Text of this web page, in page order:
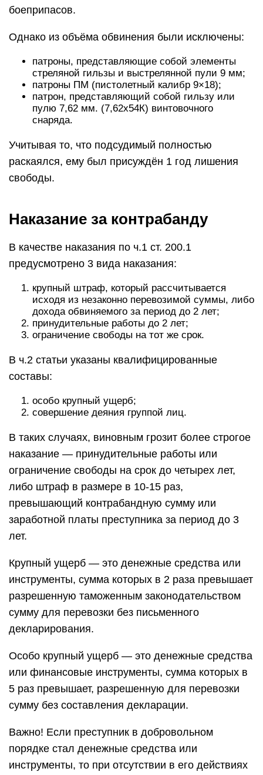
боеприпасов.
Однако из объёма обвинения были исключены:
патроны, представляющие собой элементы
стреляной гильзы и выстрелянной пули 9 мм;
патроны ПМ (пистолетный калибр 9×18);
патрон, представляющий собой гильзу или
пулю 7,62 мм. (7,62х54К) винтовочного
снаряда.
Учитывая то, что подсудимый полностью
раскаялся, ему был присуждён 1 год лишения
свободы.
Наказание за контрабанду
В качестве наказания по ч.1 ст. 200.1
предусмотрено 3 вида наказания:
крупный штраф, который рассчитывается
исходя из незаконно перевозимой суммы, либо
дохода обвиняемого за период до 2 лет;
принудительные работы до 2 лет;
ограничение свободы на тот же срок.
В ч.2 статьи указаны квалифицированные
составы:
особо крупный ущерб;
совершение деяния группой лиц.
В таких случаях, виновным грозит более строгое
наказание — принудительные работы или
ограничение свободы на срок до четырех лет,
либо штраф в размере в 10-15 раз,
превышающий контрабандную сумму или
заработной платы преступника за период до 3
лет.
Крупный ущерб — это денежные средства или
инструменты, сумма которых в 2 раза превышает
разрешенную таможенным законодательством
сумму для перевозки без письменного
декларирования.
Особо крупный ущерб — это денежные средства
или финансовые инструменты, сумма которых в
5 раз превышает, разрешенную для перевозки
сумму без составления декларации.
Важно! Если преступник в добровольном
порядке стал денежные средства или
инструменты, то при отсутствии в его действиях